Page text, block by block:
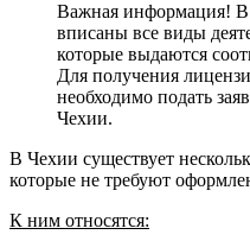
Важная информация!
вписаны все виды
которые выдаются
Для получения
необходимо подать
Чехии.
В Чехии существует
которые не требуют
К ним относятся: